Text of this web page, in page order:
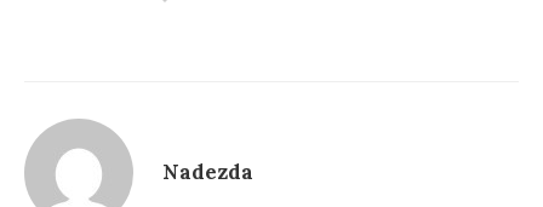
Nadezda